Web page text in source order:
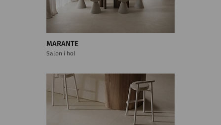
MARANTE
Salon i hol